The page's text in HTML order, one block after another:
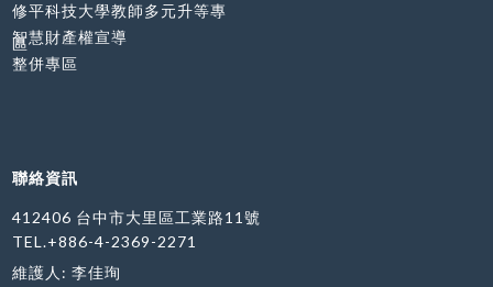
修平科技大學教師多元升等專
區
智慧財產權宣導
整併專區
聯絡資訊
412406 台中市大里區工業路11號
TEL.+886-4-2369-2271
維護人: 李佳珣